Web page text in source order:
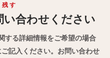
す
合わせください
する詳細情報をご希望の場合
記入ください。お問い合わせ